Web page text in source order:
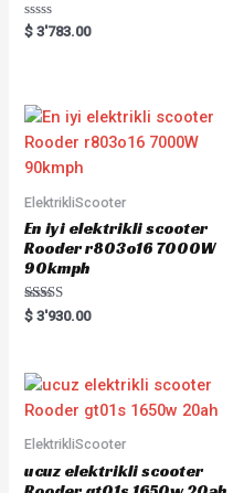
R
a
o
u
t
o
f
5
$ 3'783.00
ElektrikliScooter
En iyi elektrikli scooter
Rooder r803o16 7000W
90kmph
Rated
5.00
$ 3'930.00
ElektrikliScooter
ucuz elektrikli scooter